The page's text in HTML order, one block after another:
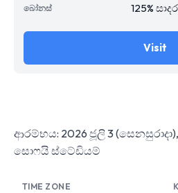
125%
Visit
ආරම්භය: 2026 ජූලි 3
සොෆයි ස්ටේඩියම්
TIME ZONE